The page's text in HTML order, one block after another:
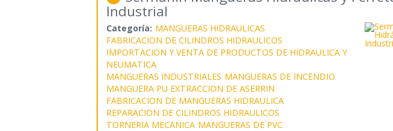
Industrial
Categoría: MANGUERAS HIDRAULICAS
FABRICACION DE CILINDROS HIDRAULICOS
IMPORTACION Y VENTA DE PRODUCTOS DE HIDRAULICA Y
NEUMATICA
MANGUERAS INDUSTRIALES MANGUERAS DE INCENDIO
MANGUERA PU EXTRACCION DE ASERRIN
FABRICACION DE MANGUERAS HIDRAULICA
REPARACION DE CILINDROS HIDRAULICOS
TORNERIA MECANICA MANGUERAS DE PVC